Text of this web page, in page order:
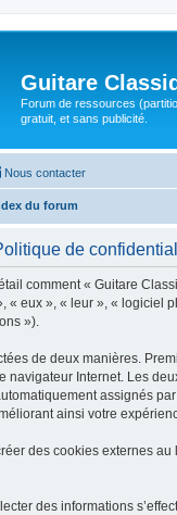
Guitare
Forum de ressources
gratuit, et sans publicité.
Nous contacter
du forum
de
comment « Guitare
« eux », « leur », « logiciel
»).
de deux manières.
navigateur Internet. Les
assignés
ainsi votre
des cookies externes
des informations